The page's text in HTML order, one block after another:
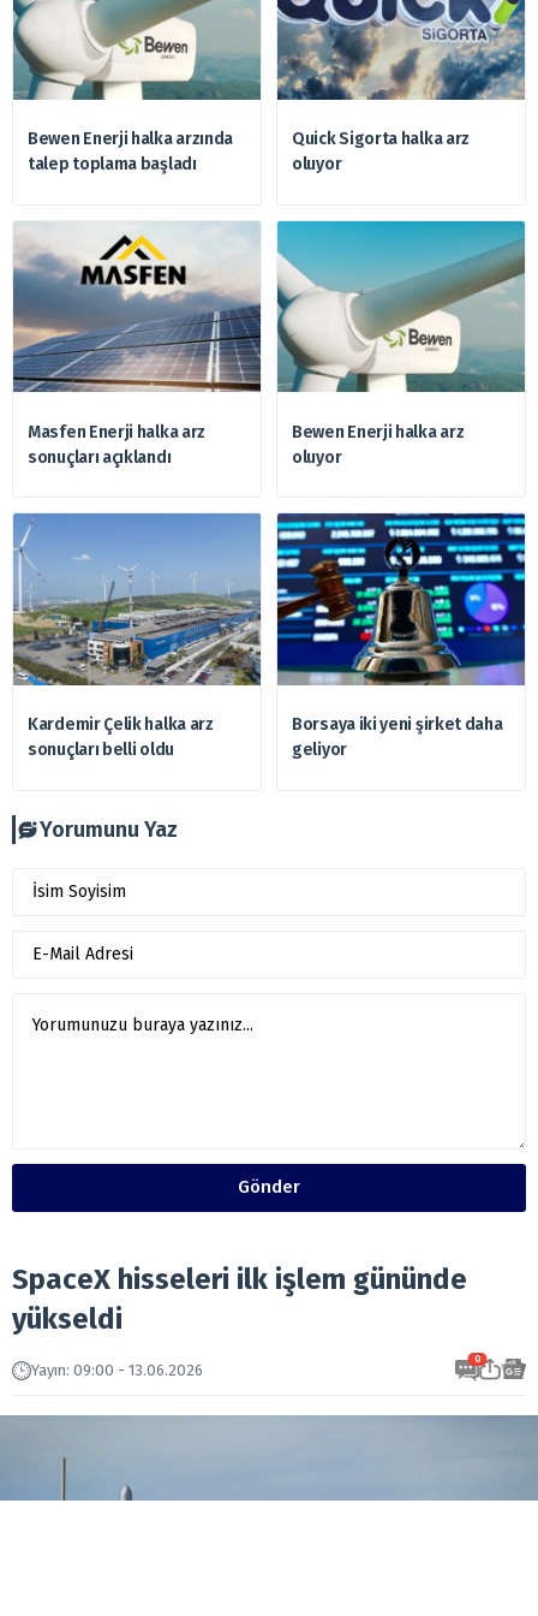
Bewen Enerji halka arzında
talep toplama başladı
Quick Sigorta halka arz
oluyor
Masfen Enerji halka arz
sonuçları açıklandı
Bewen Enerji halka arz
oluyor
Kardemir Çelik halka arz
sonuçları belli oldu
Borsaya iki yeni şirket daha
geliyor
Yorumunu Yaz
Gönder
SpaceX hisseleri ilk işlem gününde
yükseldi
Yayın: 09:00 - 13.06.2026
0